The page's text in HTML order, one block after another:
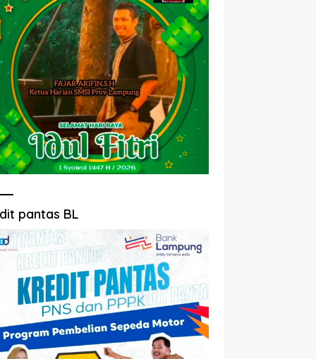
pantas BL